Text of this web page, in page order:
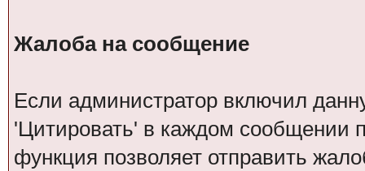
Жалоба на сообщение
Если администратор включил
'Цитировать' в каждом сообщении
функция позволяет отправить